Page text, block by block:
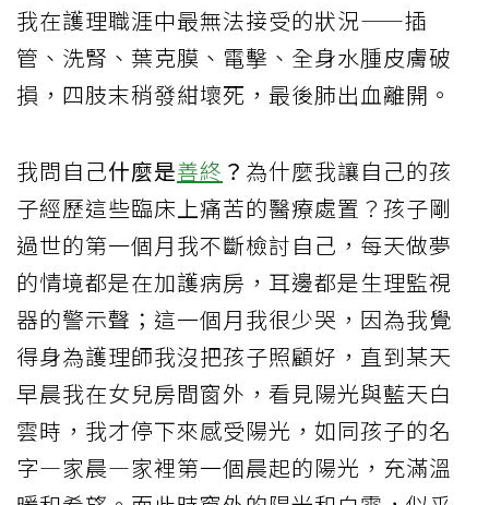
我在護理職涯中最無法接受的狀況——插
管、洗腎、葉克膜、電擊、全身水腫皮膚破
損，四肢末稍發紺壞死，最後肺出血離開。
我問自己什麼是善終 ？ 為什麼我讓自己的孩
子經歷這些臨床上痛苦的醫療處置？孩子剛
過世的第一個月我不斷檢討自己，每天做夢
的情境都是在加護病房，耳邊都是生理監視
器的警示聲；這一個月我很少哭，因為我覺
得身為護理師我沒把孩子照顧好，直到某天
早晨我在女兒房間窗外，看見陽光與藍天白
雲時，我才停下來感受陽光，如同孩子的名
字—家晨—家裡第一個晨起的陽光，充滿溫